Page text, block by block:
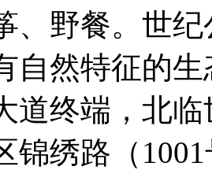
、野餐。世
自然特征的
道终端，北
锦绣路（